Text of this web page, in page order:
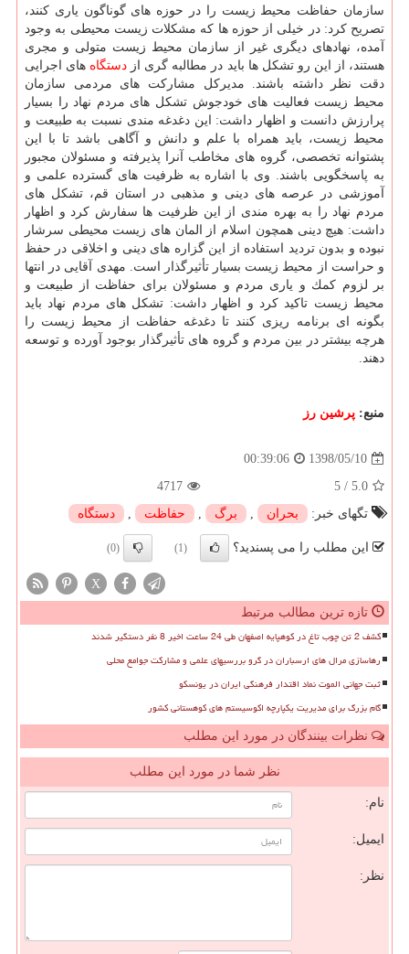
سازمان حفاظت محیط زیست را در حوزه های گوناگون یاری كنند،
تصریح كرد: در خیلی از حوزه ها كه مشكلات زیست محیطی به وجود
آمده، نهادهای دیگری غیر از سازمان محیط زیست متولی و مجری
هستند، از این رو تشكل ها باید در مطالبه گری از دستگاه های اجرایی
دقت نظر داشته باشند. مدیركل مشاركت های مردمی سازمان
محیط زیست فعالیت های خودجوش تشكل های مردم نهاد را بسیار
پرارزش دانست و اظهار داشت: این دغدغه مندی نسبت به طبیعت و
محیط زیست، باید همراه با علم و دانش و آگاهی باشد تا با این
پشتوانه تخصصی، گروه های مخاطب آنرا پذیرفته و مسئولان مجبور
به پاسخگویی باشند. وی با اشاره به ظرفیت های گسترده علمی و
آموزشی در عرصه های دینی و مذهبی در استان قم، تشكل های
مردم نهاد را به بهره مندی از این ظرفیت ها سفارش كرد و اظهار
داشت: هیچ دینی همچون اسلام از المان های زیست محیطی سرشار
نبوده و بدون تردید استفاده از این گزاره های دینی و اخلاقی در حفظ
و حراست از محیط زیست بسیار تأثیرگذار است. مهدی آقایی در انتها
بر لزوم كمك و یاری مردم و مسئولان برای حفاظت از طبیعت و
محیط زیست تاكید كرد و اظهار داشت: تشكل های مردم نهاد باید
بگونه ای برنامه ریزی كنند تا دغدغه حفاظت از محیط زیست را
هرچه بیشتر در بین مردم و گروه های تأثیرگذار بوجود آورده و توسعه
دهند.
منبع: پرشین رز
1398/05/10
00:39:06
5.0
/
5
4717
تگهای خبر:
بحران , برگ , حفاظت , دستگاه
این مطلب را می پسندید؟ (1)
(0)
X
تازه ترین مطالب مرتبط
کشف 2 تن چوب تاغ در کوهپایه اصفهان طی 24 ساعت اخیر 8 نفر دستگیر شدند
رهاسازی مرال های ارسباران در گرو بررسیهای علمی و مشارکت جوامع محلی
ثبت جهانی الموت نماد اقتدار فرهنگی ایران در یونسکو
گام بزرگ برای مدیریت یکپارچه اکوسیستم های کوهستانی کشور
نظرات بینندگان در مورد این مطلب
نظر شما در مورد این مطلب
نام:
ایمیل:
نظر: